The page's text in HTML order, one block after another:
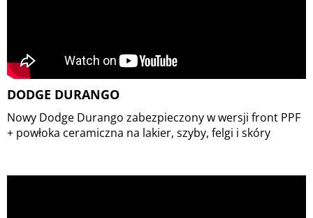
DODGE DURANGO
Nowy Dodge Durango zabezpieczony w wersji front PPF
+ powłoka ceramiczna na lakier, szyby, felgi i skóry